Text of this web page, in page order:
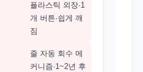
플라스틱 외장·1
개 버튼·쉽게 깨
짐
줄 자동 회수 메
커니즘·1~2년 후